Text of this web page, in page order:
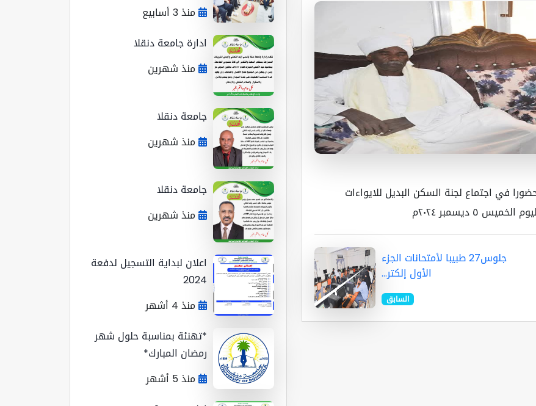
في اجتماع لجنة السكن البديل للايواءات
ديسمبر ٢٠٢٤م
جلوس27 طبيبا لأمتحانات الجزء
الأول إلكتر...
السابق
منذ 3 أسابيع
ادارة جامعة دنقلا
منذ شهرين
جامعة دنقلا
منذ شهرين
جامعة دنقلا
منذ شهرين
اعلان لبداية التسجيل لدفعة
2024
منذ 4 أشهر
*تهنئة بمناسبة حلول شهر
رمضان المبارك*
منذ 5 أشهر